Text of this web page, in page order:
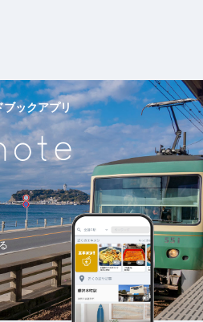
ブックアプリ